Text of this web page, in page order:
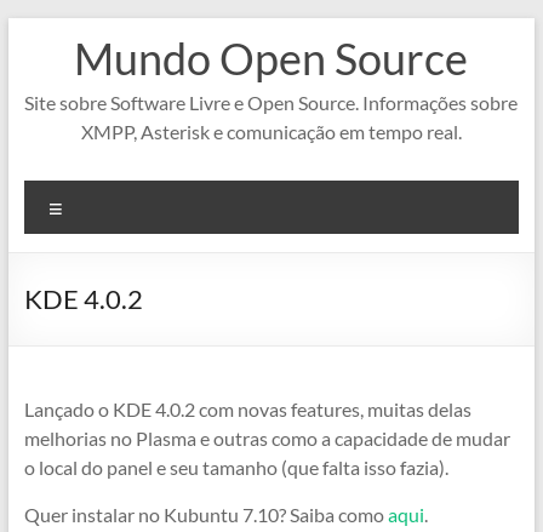
conteúdo
Mundo Open Source
Site sobre Software Livre e Open Source. Informações sobre
XMPP, Asterisk e comunicação em tempo real.
KDE 4.0.2
Lançado o KDE 4.0.2 com novas features, muitas delas
melhorias no Plasma e outras como a capacidade de mudar
o local do panel e seu tamanho (que falta isso fazia).
Quer instalar no Kubuntu 7.10? Saiba comoaqui.